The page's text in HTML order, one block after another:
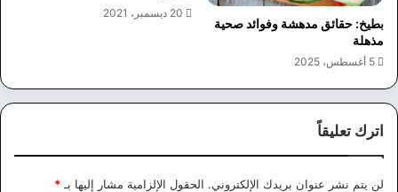
بطيخ: حقائق مدهشة وفوائد صحية
مذهلة
5 أغسطس، 2025
20 ديسمبر، 2021
اترك تعليقاً
لن يتم نشر عنوان بريدك الإلكتروني. الحقول الإلزامية مشار إليها بـ *